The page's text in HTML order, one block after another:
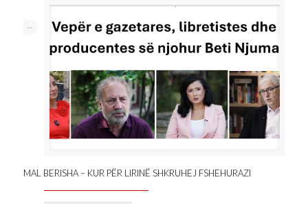
--
MAL BERISHA – KUR PËR LIRINË SHKRUHEJ FSHEHURAZI